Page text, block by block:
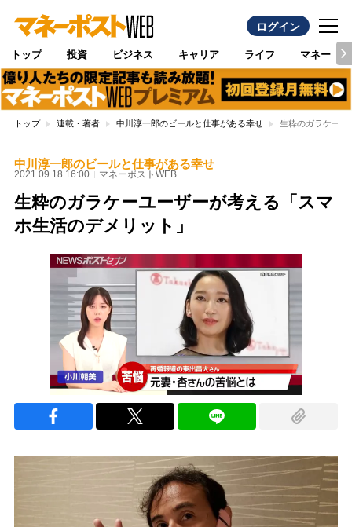
ログイン
トップ 投資 ビジネス キャリア ライフ マネー
トップ 連載・著者 中川淳一郎のビールと仕事がある幸せ 生粋のガラケーユ
中川淳一郎のビールと仕事がある幸せ
2021.09.18 16:00 マネーポストWEB
生粋のガラケーユーザーが考える「スマ
ホ生活のデメリット」